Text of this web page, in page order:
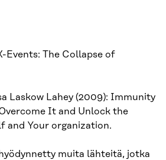
Events: The Collapse of
Laskow Lahey (2009): Immunity
It and Unlock the
and Your organization.
muita lähteitä, jotka